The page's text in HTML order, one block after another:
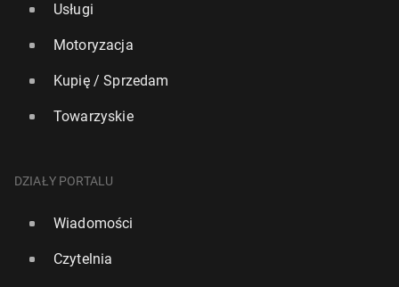
Usługi
Motoryzacja
Kupię / Sprzedam
Towarzyskie
DZIAŁY PORTALU
Wiadomości
Czytelnia